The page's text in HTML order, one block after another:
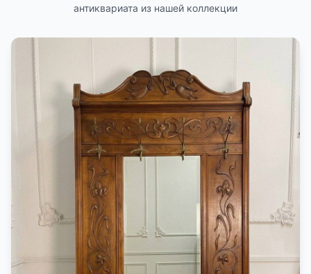
антиквариата из нашей коллекции